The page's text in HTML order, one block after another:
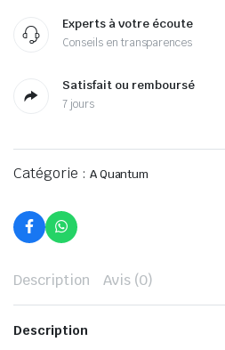
Experts à votre écoute
Conseils en transparences
Satisfait ou remboursé
7 jours
Catégorie : A Quantum
Description Avis (0)
Description